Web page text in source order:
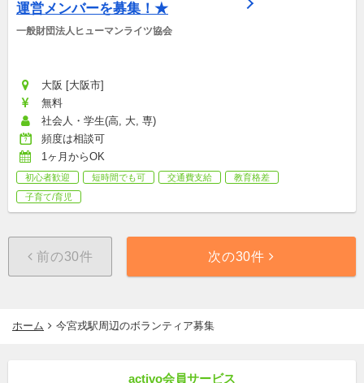
運営メンバーを募集！★
一般財団法人ヒューマンライツ協会
大阪 [大阪市]
無料
社会人・学生(高, 大, 専)
頻度は相談可
1ヶ月からOK
初心者歓迎 短時間でも可 交通費支給
教育格差
子育て/育児
前の30件 次の30件
ホーム 今宮戎駅周辺のボランティア募集
activo会員サービス